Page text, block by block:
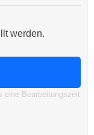
werden.
eine Bearbeitungszeit